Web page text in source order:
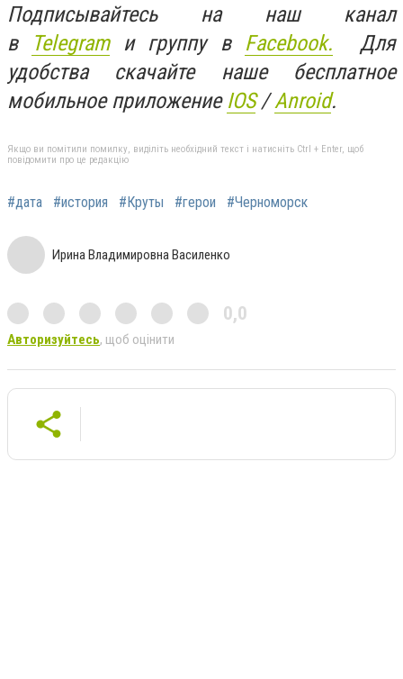
Подписывайтесь на наш канал
в
Telegramи группу в Facebook. Для
удобства скачайте наше бесплатное
мобильное приложение IOS/Anroid.
Якщо ви помітили помилку, виділіть необхідний текст і натисніть Ctrl + Enter, щоб
повідомити про це редакцію
#дата #история #Круты #герои #Черноморск
Ирина Владимировна Василенко
0,0
Авторизуйтесь, щоб оцінити